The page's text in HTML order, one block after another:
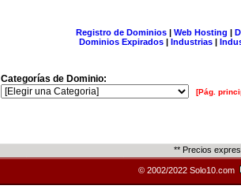
Registro de Dominios| Web Hosting |
Dominios Expirados | Industrias |
Categorías de Dominio:
[Pág.
** Precios
© 2002/2022 Solo10.com